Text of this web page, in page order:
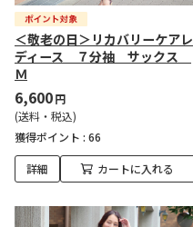
＜敬老の日＞リカバリーケアレ
ディース ７分袖 サックス
Ｍ
6,600円
(送料・税込)
獲得ポイント : 66
詳細 カートに入れる